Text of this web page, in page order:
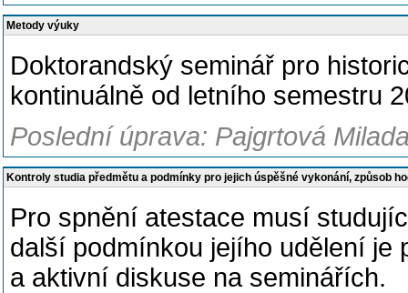
Metody výuky
Doktorandský seminář pro
kontinuálně od letního semestru
Poslední úprava: Pajgrtová
Kontroly studia předmětu a podmínky pro jejich úspěšné vykonání, způsob
Pro spnění atestace musí
další podmínkou jejího udělení je
a aktivní diskuse na seminářích.